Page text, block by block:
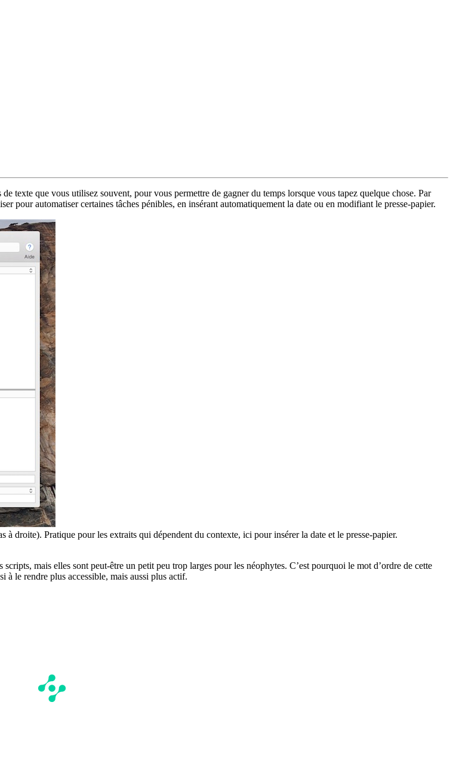
texte que vous utilisez souvent, pour vous permettre de gagner du temps lorsque vous tapez quelque chose. Par
pour automatiser certaines tâches pénibles, en insérant automatiquement la date ou en modifiant le presse-papier.
droite). Pratique pour les extraits qui dépendent du contexte, ici pour insérer la date et le presse-papier.
mais elles sont peut-être un petit peu trop larges pour les néophytes. C’est pourquoi le mot d’ordre de cette
le rendre plus accessible, mais aussi plus actif.